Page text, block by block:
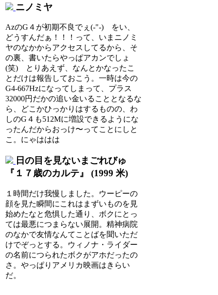
ニノミヤ
AzのG４が初期不良でぇ(-"-) をい、
どうすんだぁ！！！って、いまニノミ
ヤのなかからアクセスしてるから、そ
の裏、書いたらやっぱアカンでしょ
(笑) とりあえず、なんとかなったこ
とだけは報告しておこう。一時は今の
G4-667Hzになってしまって、プラス
32000円だかの追い金いることとなるな
ら、どこかひっかりはするものの、わ
しのG４も512Mに増設できるようにな
ったんだからおっけ〜ってことにしと
こ。にゃははは
日の目を見ないまごれびゅ
『１７歳のカルテ』 (1999 米)
１時間だけ我慢しました。ウーピーの
顔を見た瞬間にこれはまずいものを見
始めたなと危惧した通り、ボクにとっ
ては最悪につまらない展開。精神病院
のなかで友情なんてことばを聞いただ
けでぞっとする。ウィノナ・ライダー
の名前につられたボクがアホだったの
さ。やっぱりアメリカ映画はきらい
だ。